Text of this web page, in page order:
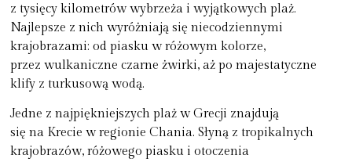
z tysięcy kilometrów wybrzeża i wyjątkowych plaż.
Najlepsze z nich wyróżniają się niecodziennymi
krajobrazami: od piasku w różowym kolorze,
przez wulkaniczne czarne żwirki, aż po majestatyczne
klify z turkusową wodą.
Jedne z najpiękniejszych plaż w Grecji znajdują
się na Krecie w regionie Chania. Słyną z tropikalnych
krajobrazów, różowego piasku i otoczenia